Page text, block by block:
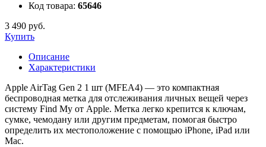
Код товара: 65646
3 490 руб.
Купить
Описание
Характеристики
Apple AirTag Gen 2 1 шт (MFEA4) — это компактная
беспроводная метка для отслеживания личных вещей через
систему Find My от Apple. Метка легко крепится к ключам,
сумке, чемодану или другим предметам, помогая быстро
определить их местоположение с помощью iPhone, iPad или
Mac.